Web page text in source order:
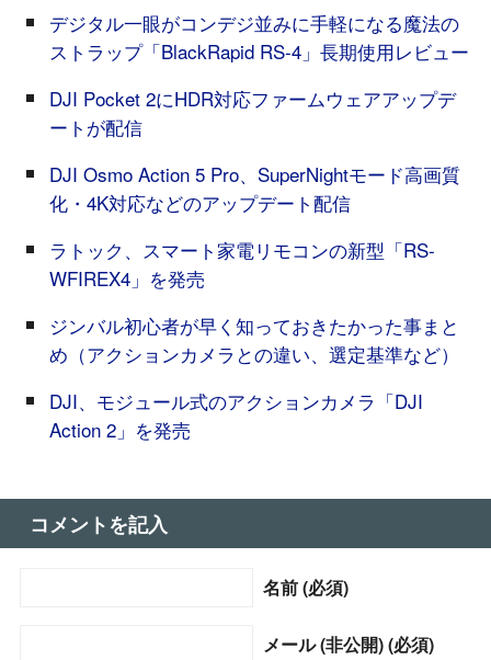
デジタル一眼がコンデジ並みに手軽になる魔法の
ストラップ「BlackRapid RS-4」長期使用レビュー
DJI Pocket 2にHDR対応ファームウェアアップデ
ートが配信
DJI Osmo Action 5 Pro、SuperNightモード高画質
化・4K対応などのアップデート配信
ラトック、スマート家電リモコンの新型「RS-
WFIREX4」を発売
ジンバル初心者が早く知っておきたかった事まと
め（アクションカメラとの違い、選定基準など）
DJI、モジュール式のアクションカメラ「DJI
Action 2」を発売
コメントを記入
名前 (必須)
メール (非公開) (必須)